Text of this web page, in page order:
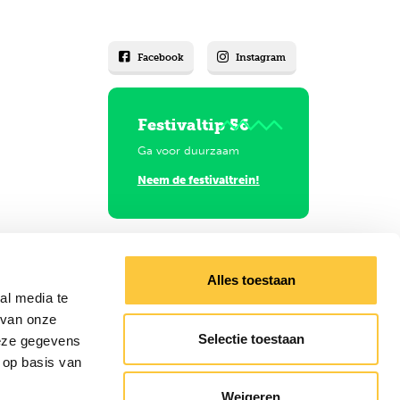
media te
onze
gegevens
basis van
Alles toestaan
Selectie toestaan
Weigeren
Facebook Instagram
Festivaltip 56
Ga voor duurzaam
Neem de festivaltrein!